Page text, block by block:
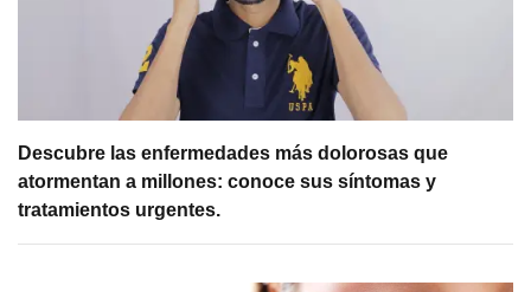
Descubre las enfermedades más dolorosas que
atormentan a millones: conoce sus síntomas y
tratamientos urgentes.